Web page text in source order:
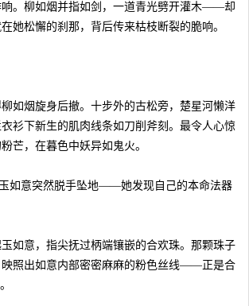
柳如烟并指如剑，一道青光劈开灌木——却
她松懈的刹那，背后传来枯枝断裂的脆响。
烟旋身后撤。十步外的古松旁，楚星河懒洋
衫下新生的肌肉线条如刀削斧刻。最令人心惊
芒，在暮色中妖异如鬼火。
意突然脱手坠地——她发现自己的本命法器
意，指尖抚过柄端镶嵌的合欢珠。那颗珠子
映照出如意内部密密麻麻的粉色丝线——正是合